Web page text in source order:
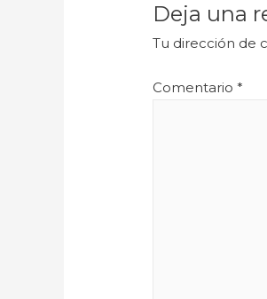
Deja una
Tu dirección de
Comentario*